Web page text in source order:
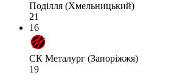
Поділля (Хмельницький)
21
16
СК Металург (Запоріжжя)
19